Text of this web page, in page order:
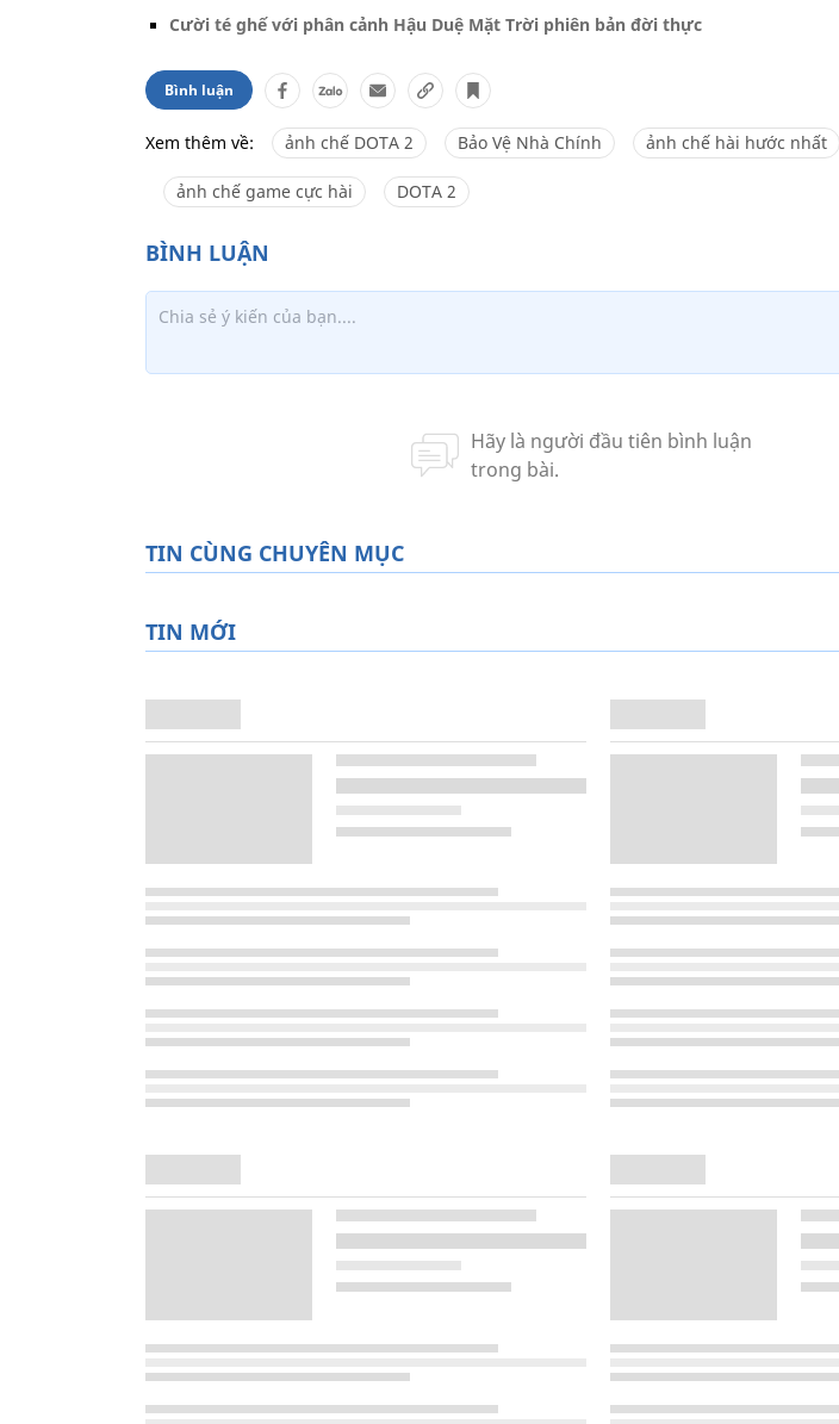
Cười té ghế với phân cảnh Hậu Duệ Mặt Trời phiên bản đời thực
Bình luận
Xem thêm về: ảnh chế DOTA 2 Bảo Vệ Nhà Chính ảnh chế hài hước nhất
ảnh chế game cực hài DOTA 2
TIN CÙNG CHUYÊN MỤC
TIN MỚI